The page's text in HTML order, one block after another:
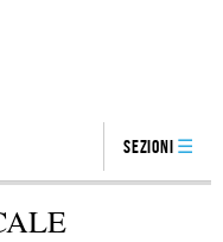
Sezioni